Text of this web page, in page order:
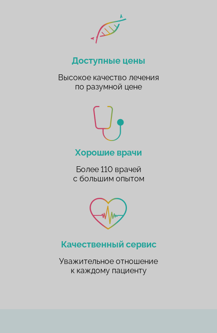
Доступные цены
Высокое качество лечения
по разумной цене
Хорошие врачи
Более 110 врачей
с большим опытом
Качественный сервис
Уважительное отношение
к каждому пациенту